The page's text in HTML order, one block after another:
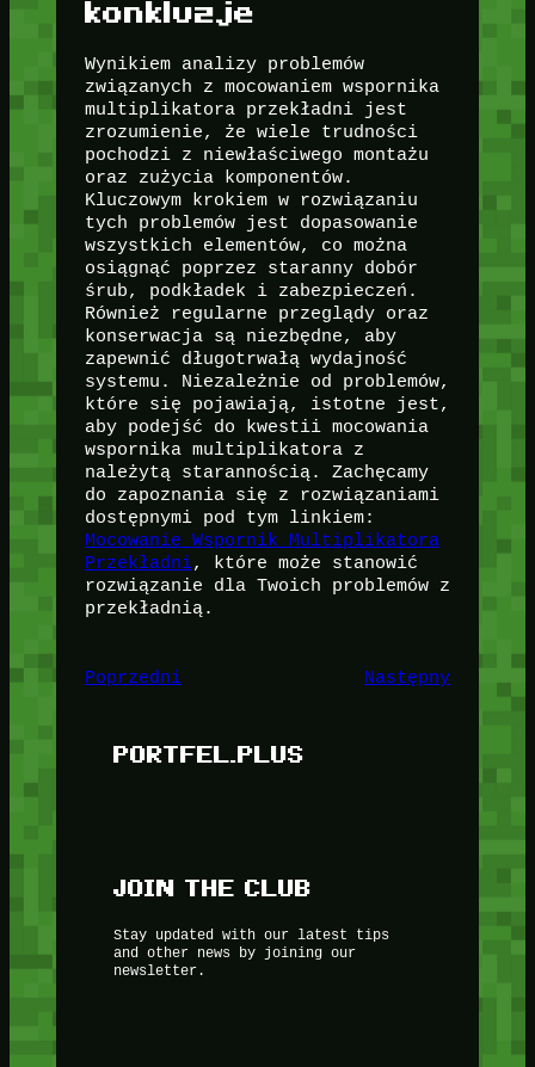
konkluzje
Wynikiem analizy problemów
związanych z mocowaniem wspornika
multiplikatora przekładni jest
zrozumienie, że wiele trudności
pochodzi z niewłaściwego montażu
oraz zużycia komponentów.
Kluczowym krokiem w rozwiązaniu
tych problemów jest dopasowanie
wszystkich elementów, co można
osiągnąć poprzez staranny dobór
śrub, podkładek i zabezpieczeń.
Również regularne przeglądy oraz
konserwacja są niezbędne, aby
zapewnić długotrwałą wydajność
systemu. Niezależnie od problemów,
które się pojawiają, istotne jest,
aby podejść do kwestii mocowania
wspornika multiplikatora z
należytą starannością. Zachęcamy
do zapoznania się z rozwiązaniami
dostępnymi pod tym linkiem:
Mocowanie Wspornik Multiplikatora
Przekładni, które może stanowić
rozwiązanie dla Twoich problemów z
przekładnią.
Poprzedni Następny
PORTFEL.PLUS
JOIN THE CLUB
Stay updated with our latest tips
and other news by joining our
newsletter.